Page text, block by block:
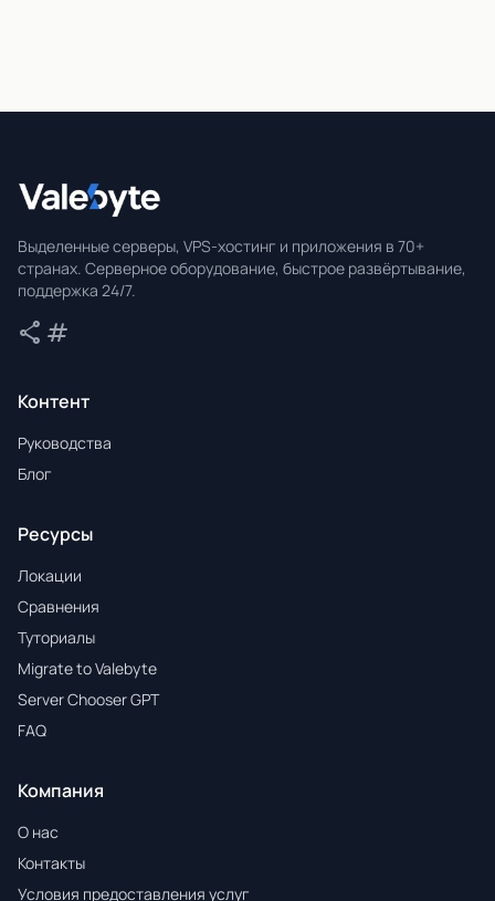
Выделенные серверы, VPS-хостинг и приложения в 70+
странах. Серверное оборудование, быстрое развёртывание,
поддержка 24/7.
share Поделиться
tag
Контент
Руководства
Блог
Ресурсы
Локации
Сравнения
Туториалы
Migrate to Valebyte
Server Chooser GPT
FAQ
Компания
О нас
Контакты
Условия предоставления услуг